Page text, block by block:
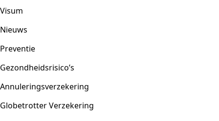
Visum
Nieuws
Preventie
Gezondheidsrisico’s
Annuleringsverzekering
Globetrotter Verzekering